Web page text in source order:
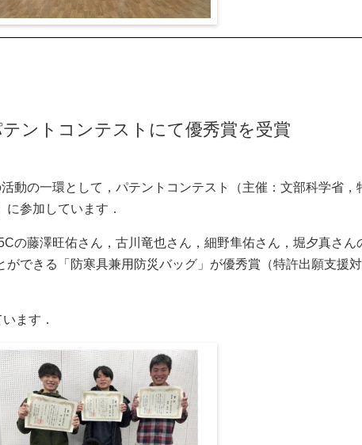
テントコンテストにて優秀賞を受賞
動の一環として，パテントコンテスト（主催：文部科学省，
参加しています．
の藤澤旺佑さん，古川竜也さん，細野隼佑さん，堀夕真さん
できる「防寒具兼用防災バッグ」が優秀賞（特許出願支援
ます．